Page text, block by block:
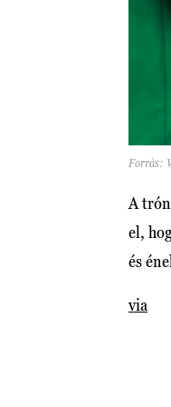
Forrás:
A
el,
és
via